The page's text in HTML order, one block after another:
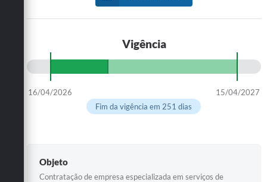
Vigência
16/04/2026
15/04/2027
Fim da vigência em 251 dias
Objeto
Contratação de empresa especializada em serviços de